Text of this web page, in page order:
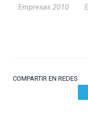
Empresas 2010
COMPARTIR EN REDES